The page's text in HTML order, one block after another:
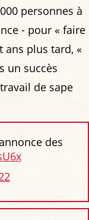
personnes à
- pour « faire
ans plus tard, «
un succès
de sape
des